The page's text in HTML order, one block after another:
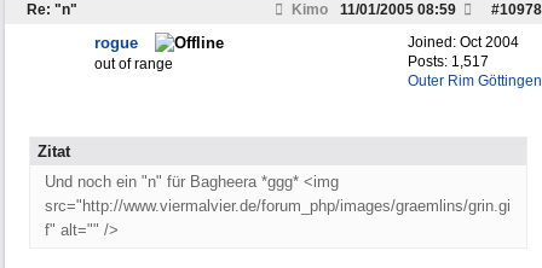
Re: "n" Kimo #10978
11/01/2005 08:59
Joined: Oct 2004
Posts: 1,517
Outer Rim Göttingen
rogue
out of range
Zitat
Und noch ein "n" für Bagheera *ggg* <img
src="http://www.viermalvier.de/forum_php/images/graemlins/grin.gi
f" alt="" />